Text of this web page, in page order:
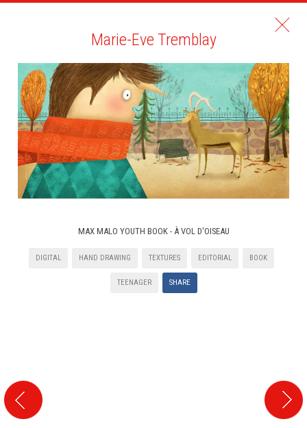
Marie-Eve Tremblay
MAX MALO YOUTH BOOK - À VOL D'OISEAU
DIGITAL HAND DRAWING TEXTURES EDITORIAL BOOK
TEENAGER SHARE